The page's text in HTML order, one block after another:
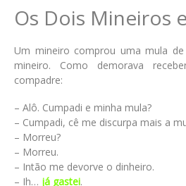
Os Dois Mineiros
Um mineiro comprou uma mula
mineiro. Como demorava
compadre:
– Alô. Cumpadi e minha mula?
– Cumpadi, cê me discurpa mais a
– Morreu?
– Morreu.
– Intão me devorve o dinheiro.
– Ih… já gastei.